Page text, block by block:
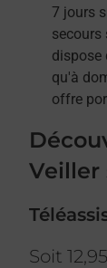
7 jours
secours
dispose
qu'à
offre
Veiller
Soit